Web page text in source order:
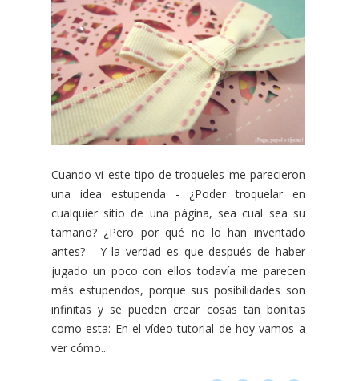
Cuando vi este tipo de troqueles me parecieron
una idea estupenda - ¿Poder troquelar en
cualquier sitio de una página, sea cual sea su
tamaño? ¿Pero por qué no lo han inventado
antes? - Y la verdad es que después de haber
jugado un poco con ellos todavía me parecen
más estupendos, porque sus posibilidades son
infinitas y se pueden crear cosas tan bonitas
como esta: En el vídeo-tutorial de hoy vamos a
ver cómo...